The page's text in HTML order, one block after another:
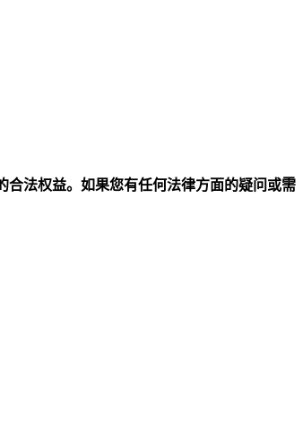
法权益。如果您有任何法律方面的疑问或需